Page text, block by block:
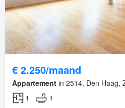
€ 2.250/maand
Appartement in 2514, Den Haag,
1 1